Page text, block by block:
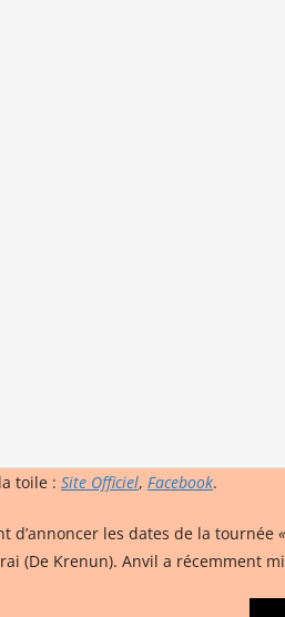
toile : Site Officiel, Facebook.
d’annoncer les dates de la tournée
(De Krenun). Anvil a récemment